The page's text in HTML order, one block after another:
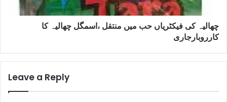
چھالیہ کی فیکٹریاں حب میں منتقل ،اسمگل چھالیہ کا
کارروبارجاری
Leave a Reply